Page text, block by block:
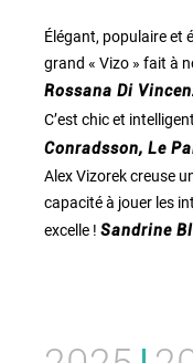
Élégant, populaire et
grand « Vizo » fait à
Rossana Di
C’est chic et
Conradsson, Le
Alex Vizorek creuse
capacité à jouer les
excelle ! Sandrine